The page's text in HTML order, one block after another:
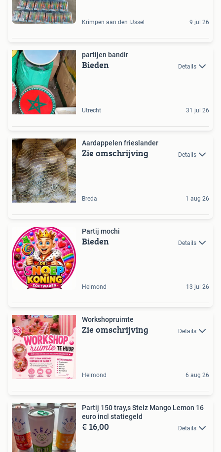
Krimpen aan den IJssel 9 jul 26
partijen bandir
Bieden Details
Utrecht 31 jul 26
Aardappelen frieslander
Zie omschrijving Details
Breda 1 aug 26
Partij mochi
Bieden Details
Helmond 13 jul 26
Workshopruimte
Zie omschrijving Details
Helmond 6 aug 26
Partij 150 tray,s Stelz Mango Lemon 16
euro incl statiegeld
€ 16,00 Details